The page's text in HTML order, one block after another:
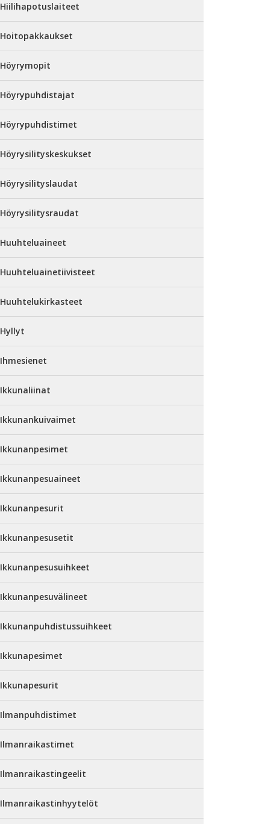
Hiilihapotuslaiteet
Hoitopakkaukset
Höyrymopit
Höyrypuhdistajat
Höyrypuhdistimet
Höyrysilityskeskukset
Höyrysilityslaudat
Höyrysilitysraudat
Huuhteluaineet
Huuhteluainetiivisteet
Huuhtelukirkasteet
Hyllyt
Ihmesienet
Ikkunaliinat
Ikkunankuivaimet
Ikkunanpesimet
Ikkunanpesuaineet
Ikkunanpesurit
Ikkunanpesusetit
Ikkunanpesusuihkeet
Ikkunanpesuvälineet
Ikkunanpuhdistussuihkeet
Ikkunapesimet
Ikkunapesurit
Ilmanpuhdistimet
Ilmanraikastimet
Ilmanraikastingeelit
Ilmanraikastinhyytelöt